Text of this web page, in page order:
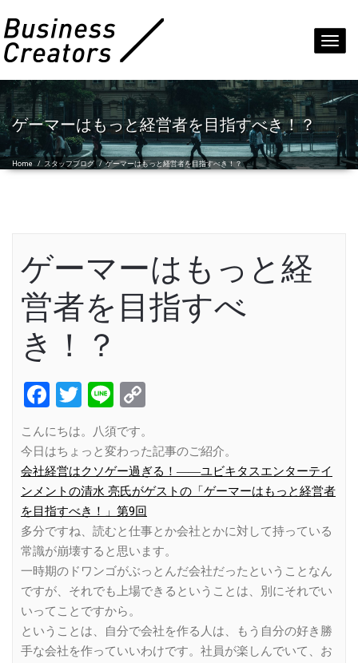
ゲーマーはもっと経営者を目指すべき！？
Home / スタッフブログ /ゲーマーはもっと経営者を目指すべき！？
ゲーマーはもっと経
営者を目指すべ
き！？
Facebook
Twitter
Line
こんにちは。八須です。
今日はちょっと変わった記事のご紹介。
会社経営はクソゲー過ぎる！――ユビキタスエンターテイ
ンメントの清水 亮氏がゲストの「ゲーマーはもっと経営者
を目指すべき！」第9回
多分ですね、読むと仕事とか会社とかに対して持っている
常識が崩壊すると思います。
一時期のドワンゴがぶっとんだ会社だったということなん
ですが、それでも上場できるということは、別にそれでい
いってことですから。
ということは、自分で会社を作る人は、もう自分の好き勝
手な会社を作っていいわけです。社員が楽しんでいて、お